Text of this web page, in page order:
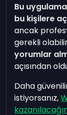
Bu
bu kişilere
ancak
gerekli
yorumlar
açısından
Daha
istiyorsanız,